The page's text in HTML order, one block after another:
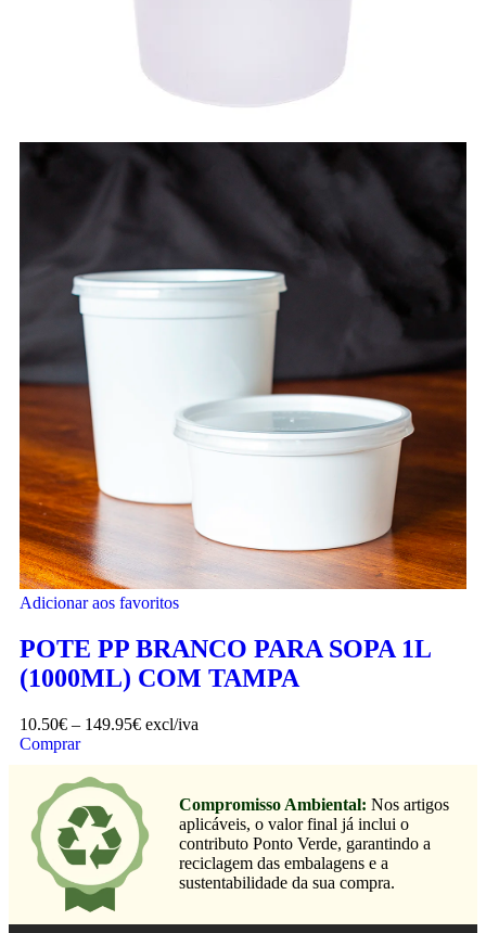
Adicionar aos favoritos
POTE PP BRANCO PARA SOPA 1L
(1000ML) COM TAMPA
10.50€ – 149.95€ excl/iva
Comprar
Compromisso Ambiental: Nos artigos
aplicáveis, o valor final já inclui o
contributo Ponto Verde, garantindo a
reciclagem das embalagens e a
sustentabilidade da sua compra.